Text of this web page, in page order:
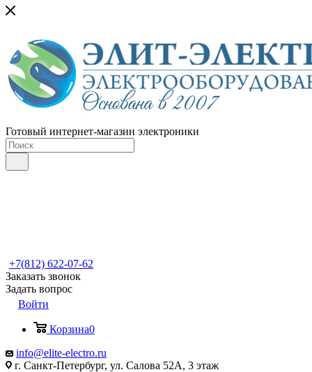
Готовый интернет-магазин электроники
+7(812) 622-07-62
Заказать звонок
Задать вопрос
Войти
Корзина0
info@elite-electro.ru
г. Санкт-Петербург, ул. Салова 52А, 3 этаж